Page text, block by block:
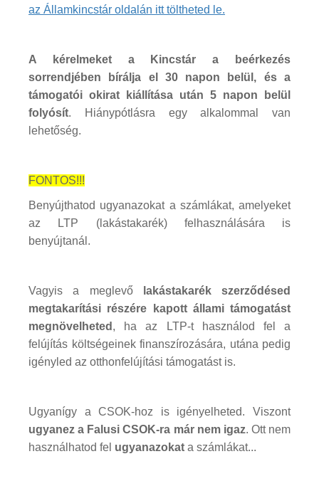
az Államkincstár oldalán itt töltheted le.
A kérelmeket a Kincstár a beérkezés
sorrendjében bírálja el 30 napon belül, és a
támogatói okirat kiállítása után 5 napon belül
folyósít. Hiánypótlásra egy alkalommal van
lehetőség.
FONTOS!!!
Benyújthatod ugyanazokat a számlákat, amelyeket
az LTP (lakástakarék) felhasználására is
benyújtanál.
Vagyis a meglevő
lakástakarék szerződésed
megtakarítási részére kapott állami támogatást
megnövelheted , ha az LTP-t használod fel a
felújítás költségeinek finanszírozására, utána pedig
igényled az otthonfelújítási támogatást is.
Ugyanígy a CSOK-hoz is igényelheted. Viszont
ugyanez a Falusi CSOK-ra már nem igaz. Ott nem
használhatod fel ugyanazokat a számlákat...